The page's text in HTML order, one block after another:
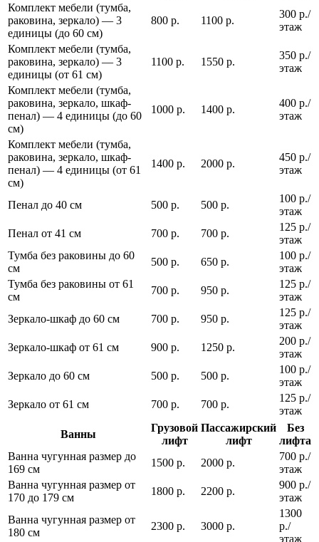
Комплект мебели (тумба,
раковина, зеркало) — 3
единицы (до 60 см)
800 р. 1100 р.
300 р./
этаж
Комплект мебели (тумба,
раковина, зеркало) — 3
единицы (от 61 см)
1100 р. 1550 р.
350 р./
этаж
Комплект мебели (тумба,
раковина, зеркало, шкаф-
пенал) — 4 единицы (до 60
см)
1000 р. 1400 р.
400 р./
этаж
Комплект мебели (тумба,
раковина, зеркало, шкаф-
пенал) — 4 единицы (от 61
см)
1400 р. 2000 р.
450 р./
этаж
Пенал до 40 см 500 р. 500 р.
100 р./
этаж
Пенал от 41 см
700 р. 700 р.
125 р./
этаж
Тумба без раковины до 60
см
500 р. 650 р.
100 р./
этаж
Тумба без раковины от 61
см
700 р. 950 р.
125 р./
этаж
Зеркало-шкаф до 60 см
700 р. 950 р.
125 р./
этаж
Зеркало-шкаф от 61 см
900 р. 1250 р.
200 р./
этаж
Зеркало до 60 см
500 р. 500 р.
100 р./
этаж
Зеркало от 61 см
700 р. 700 р.
125 р./
этаж
Ванны
Грузовой
лифт
Пассажирский
лифт
Без
лифта
Ванна чугунная размер до
169 см
1500 р. 2000 р.
700 р./
этаж
Ванна чугунная размер от
170 до 179 см
1800 р. 2200 р.
900 р./
этаж
Ванна чугунная размер от
180 см
2300 р. 3000 р.
1300
р./
этаж